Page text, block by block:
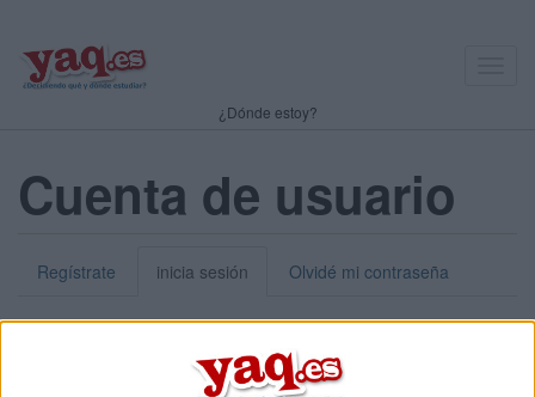
¿Dónde estoy?
Cuenta de usuario
Regístrate inicia sesión Olvidé mi contraseña